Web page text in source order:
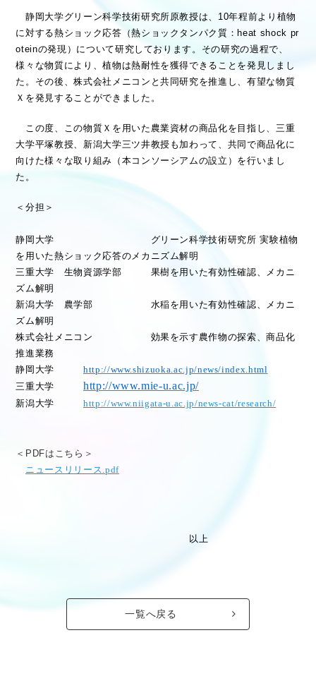
静岡大学グリーン科学技術研究所原教授は、10年程前より植物
に対する熱ショック応答（熱ショックタンパク質：heat shock pr
oteinの発現）について研究しております。その研究の過程で、
様々な物質により、植物は熱耐性を獲得できることを発見しまし
た。その後、株式会社メニコンと共同研究を推進し、有望な物質
Ｘを発見することができました。
この度、この物質Ｘを用いた農業資材の商品化を目指し、三重
大学平塚教授、新潟大学三ツ井教授も加わって、共同で商品化に
向けた様々な取り組み（本コンソーシアムの設立）を行いまし
た。
＜分担＞
静岡大学 グリーン科学技術研究所実験植物
を用いた熱ショック応答のメカニズム解明
三重大学 生物資源学部 果樹を用いた有効性確認、メカニ
ズム解明
新潟大学 農学部 水稲を用いた有効性確認、メカニ
ズム解明
株式会社メニコン 効果を示す農作物の探索、商品化
推進業務
静岡大学 http://www.shizuoka.ac.jp/news/index.html
三重大学 http://www.mie-u.ac.jp/
新潟大学 http://www.niigata-u.ac.jp/news-cat/research/
＜PDFはこちら＞
ニュースリリース.pdf
以上
一覧へ戻る